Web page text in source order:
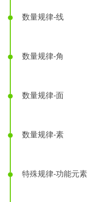
数量规律-线
数量规律-角
数量规律-面
数量规律-素
特殊规律-功能元素